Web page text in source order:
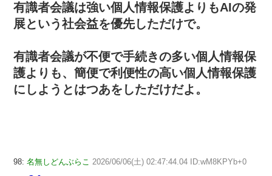
有識者会議は強い個人情報保護よりもAIの発
展という社会益を優先しただけで。
有識者会議が不便で手続きの多い個人情報保
護よりも、簡便で利便性の高い個人情報保護
にしようとはつあをしただけだよ。
98: 名無しどんぶらこ 2026/06/06(土) 02:47:44.04 ID:wM8KPYb+0